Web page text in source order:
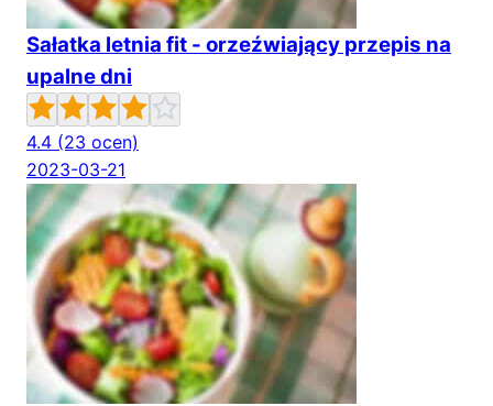
Sałatka letnia fit - orzeźwiający przepis na
upalne dni
4.4 (23 ocen)
2023-03-21